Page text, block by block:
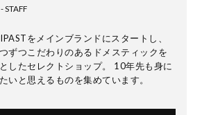
STAFF
をメインブランドにスタートし、
ずつこだわりのあるドメスティックを
したセレクトショップ。 10年先も身に
いと思えるものを集めています。